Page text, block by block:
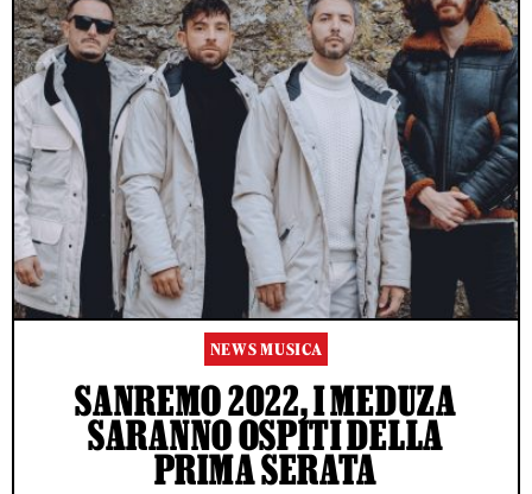
NEWS MUSICA
SANREMO 2022, I MEDUZA
SARANNO OSPITI DELLA
PRIMA SERATA